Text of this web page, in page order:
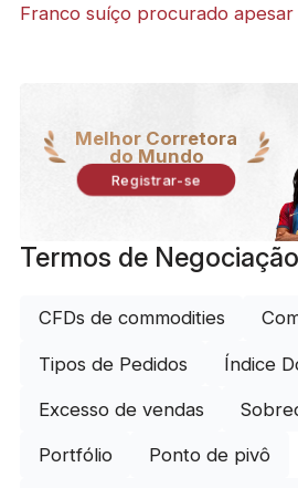
Franco suíço procurado apesar
Melhor Corretora
do Mundo
Registrar-se
Termos de
CFDs de commodities
Tipos de Pedidos Índice
Excesso de vendas
Portfólio Ponto de pivô